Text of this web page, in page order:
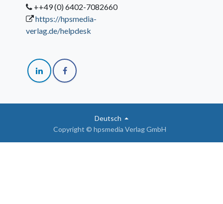
++49 (0) 6402-7082660
https://hpsmedia-
verlag.de/helpdesk
Copyright © hpsmedia Verlag GmbH
Deutsch